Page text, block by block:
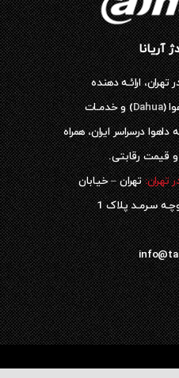
آریانا
ارائـه دهنده
(
Dahua) و خدمـات
درسراسر ایران، همراه
قیمت رقابتی.
تهران:تهران – خیابان
سـرمـد پلاک 1